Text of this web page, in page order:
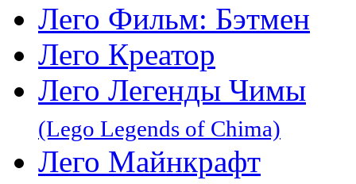
Лего Фильм: Бэтмен
Лего Креатор
Лего Легенды Чимы
(Lego Legends of Chima)
Лего Майнкрафт